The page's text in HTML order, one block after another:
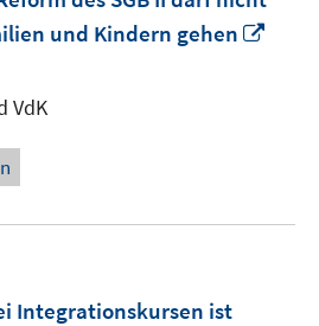
und Kindern gehen
VdK
Integrationskursen ist